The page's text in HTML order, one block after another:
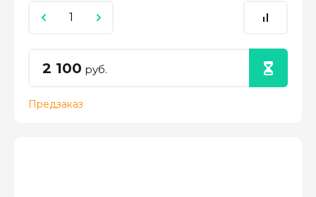
2 100 руб.
Предзаказ